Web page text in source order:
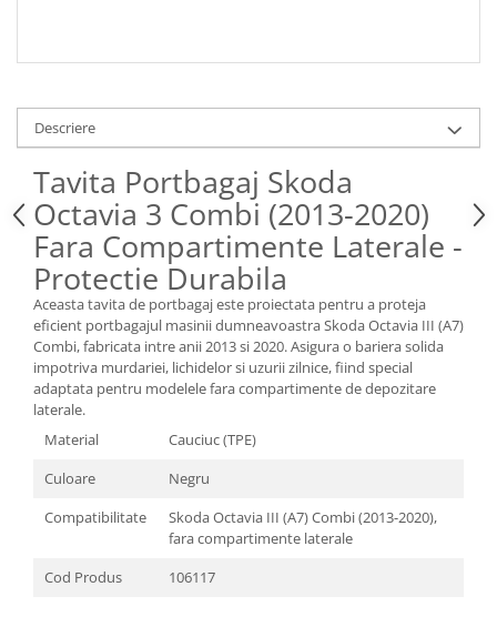
Curatare si Detailing Interior
Vopsitorie, Chituri si Adezivi
Curatare si Detailing Exterior
Articole Auto Sezoniere
Produse de Iarna
Cabluri Pornire
Produse de Vara
Blog
Descriere
Tavita Portbagaj Skoda
Octavia 3 Combi (2013-2020)
Fara Compartimente Laterale -
Protectie Durabila
Aceasta tavita de portbagaj este proiectata pentru a proteja
eficient portbagajul masinii dumneavoastra Skoda Octavia III (A7)
Combi, fabricata intre anii 2013 si 2020. Asigura o bariera solida
impotriva murdariei, lichidelor si uzurii zilnice, fiind special
adaptata pentru modelele fara compartimente de depozitare
laterale.
Material
Cauciuc (TPE)
Culoare
Negru
Compatibilitate
Skoda Octavia III (A7) Combi (2013-2020),
fara compartimente laterale
Cod Produs
106117